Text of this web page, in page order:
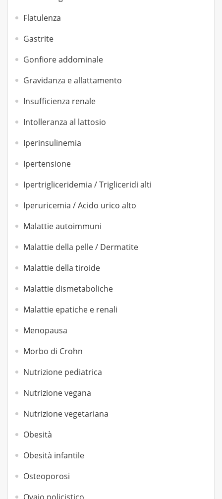
Flatulenza
Gastrite
Gonfiore addominale
Gravidanza e allattamento
Insufficienza renale
Intolleranza al lattosio
Iperinsulinemia
Ipertensione
Ipertrigliceridemia / Trigliceridi alti
Iperuricemia / Acido urico alto
Malattie autoimmuni
Malattie della pelle / Dermatite
Malattie della tiroide
Malattie dismetaboliche
Malattie epatiche e renali
Menopausa
Morbo di Crohn
Nutrizione pediatrica
Nutrizione vegana
Nutrizione vegetariana
Obesità
Obesità infantile
Osteoporosi